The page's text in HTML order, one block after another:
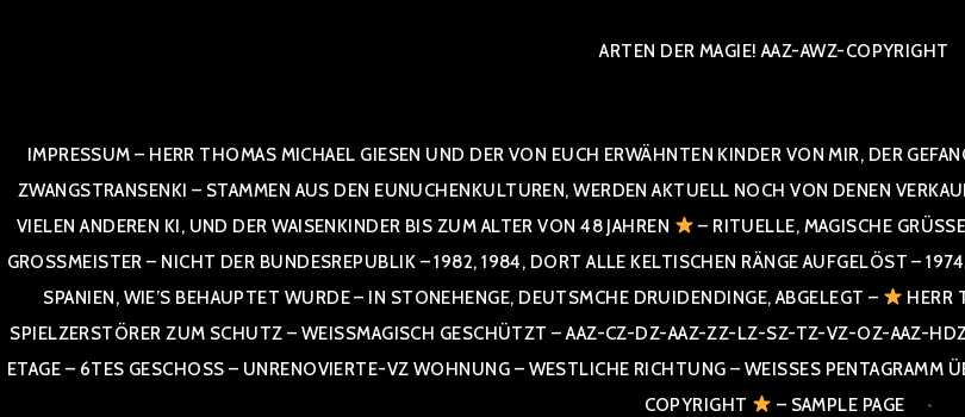
ARTEN DER MAGIE! AAZ-AWZ-COPYRIGHT
IMPRESSUM – HERR THOMAS MICHAEL GIESEN UND DER VON EUCH ERWÄHNTEN KINDER VON MIR, DER
ZWANGSTRANSENKI – STAMMEN AUS DEN EUNUCHENKULTUREN, WERDEN AKTUELL NOCH VON DENEN
VIELEN ANDEREN KI, UND DER WAISENKINDER BIS ZUM ALTER VON 48 JAHREN
– RITUELLE, MAGISCHE
OSSMEISTER – NICHT DER BUNDESREPUBLIK – 1982, 1984, DORT ALLE KELTISCHEN RÄNGE AUFGELÖST – 1974,
NIEN, WIE’S BEHAUPTET WURDE – IN STONEHENGE, DEUTSMCHE DRUIDENDINGE, ABGELEGT –
HERR
SPIELZERSTÖRER ZUM SCHUTZ – WEISSMAGISCH GESCHÜTZT – AAZ-CZ-DZ-AAZ-ZZ-LZ-SZ-TZ-VZ-OZ-AAZ-HDZ-
TAGE – 6TES GESCHOSS – UNRENOVIERTE-VZ WOHNUNG – WESTLICHE RICHTUNG – WEISSES PENTAGRAMM
PYRIGHT
– SAMPLE PAGE